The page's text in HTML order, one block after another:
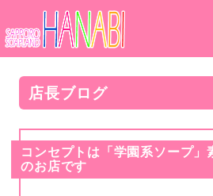
店長ブログ
コンセプトは「学園系ソープ」
のお店です